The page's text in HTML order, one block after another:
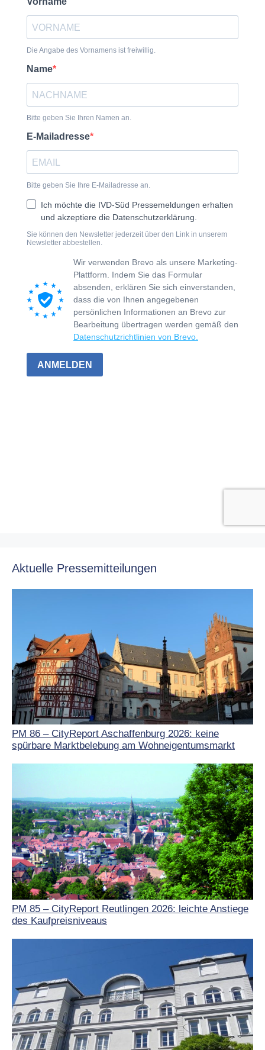
Aktuelle Pressemitteilungen
PM 86 – CityReport Aschaffenburg 2026: keine
spürbare Marktbelebung am Wohneigentumsmarkt
PM 85 – CityReport Reutlingen 2026: leichte Anstiege
des Kaufpreisniveaus